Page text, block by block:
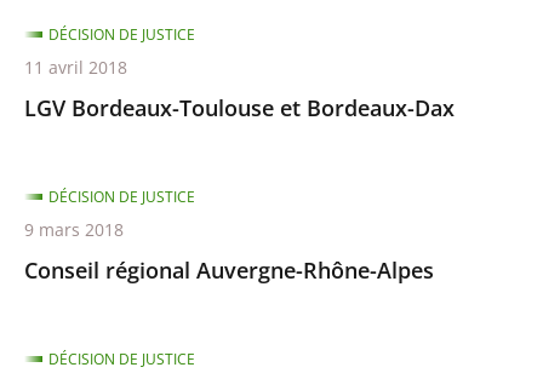
après
avant
LGV Bordeaux-Toulouse et Bordeaux-Dax
DÉCISION DE JUSTICE
11 avril 2018
Conseil régional Auvergne-Rhône-Alpes
DÉCISION DE JUSTICE
9 mars 2018
DÉCISION DE JUSTICE